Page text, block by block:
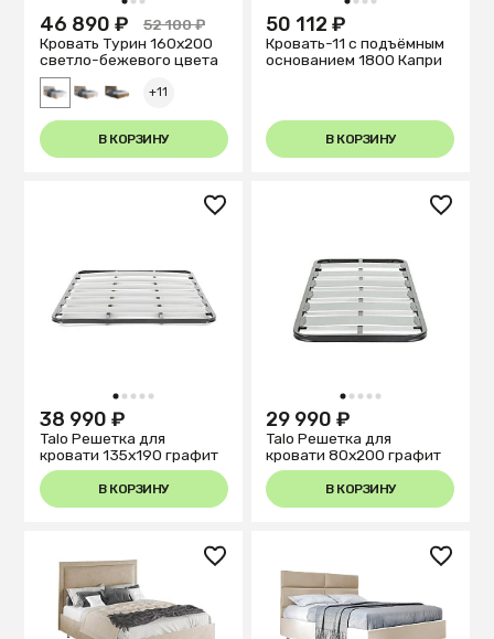
1 2 3
46 890 ₽
52 100 ₽
Кровать Турин 160х200
светло-бежевого цвета
+11
В КОРЗИНУ
1 2 3 4
50 112 ₽
Кровать-11 с подъёмным
основанием 1800 Капри
В КОРЗИНУ
1 2 3 4 5
38 990 ₽
Talo Решетка для
кровати 135х190 графит
В КОРЗИНУ
1 2 3 4 5
29 990 ₽
Talo Решетка для
кровати 80х200 графит
В КОРЗИНУ